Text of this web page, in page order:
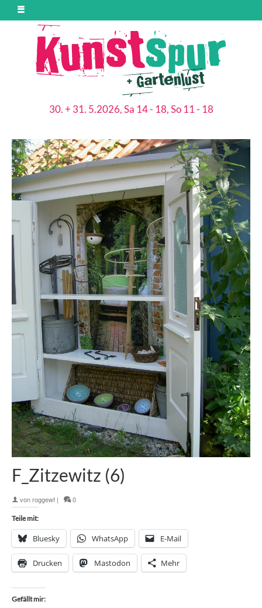
30. + 31. 5.2026, Sa 14 - 18, So 11 - 18
F_Zitzewitz (6)
vonroggewf | 0
Teile mit:
Bluesky WhatsApp E-Mail
Drucken Mastodon Mehr
Gefällt mir: